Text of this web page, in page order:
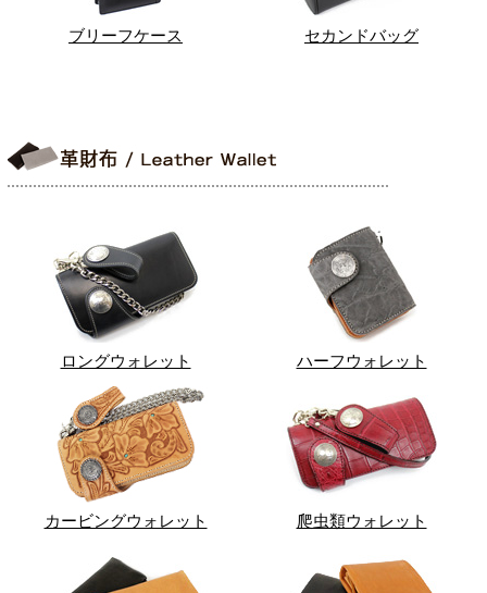
ブリーフケース セカンドバッグ
ロングウォレット ハーフウォレット
カービングウォレット 爬虫類ウォレット